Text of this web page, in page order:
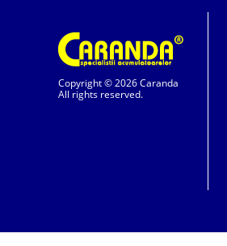
Stationare
Redresoare
Copyright © 2026 Caranda
All rights reserved.